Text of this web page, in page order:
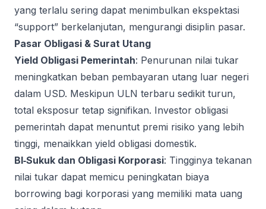
yang terlalu sering dapat menimbulkan ekspektasi
“support” berkelanjutan, mengurangi disiplin pasar.
Pasar Obligasi & Surat Utang
Yield Obligasi Pemerintah: Penurunan nilai tukar
meningkatkan beban pembayaran utang luar negeri
dalam USD. Meskipun ULN terbaru sedikit turun,
total eksposur tetap signifikan. Investor obligasi
pemerintah dapat menuntut premi risiko yang lebih
tinggi, menaikkan yield obligasi domestik.
BI‑Sukuk dan Obligasi Korporasi: Tingginya tekanan
nilai tukar dapat memicu peningkatan biaya
borrowing bagi korporasi yang memiliki mata uang